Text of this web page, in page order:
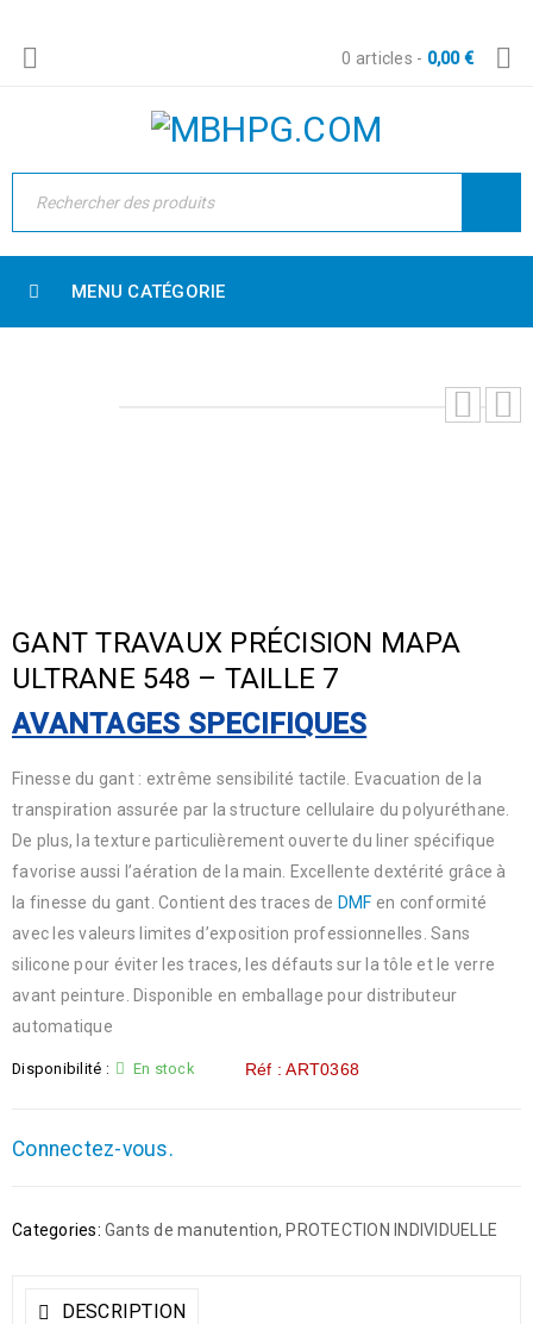
0 articles - 0,00€
MENU CATÉGORIE
GANT TRAVAUX PRÉCISION MAPA
ULTRANE 548 – TAILLE 7
AVANTAGES SPECIFIQUES
Finesse du gant : extrême sensibilité tactile. Evacuation de la
transpiration assurée par la structure cellulaire du polyuréthane.
De plus, la texture particulièrement ouverte du liner spécifique
favorise aussi l’aération de la main. Excellente dextérité grâce à
la finesse du gant. Contient des traces de DMF en conformité
avec les valeurs limites d’exposition professionnelles. Sans
silicone pour éviter les traces, les défauts sur la tôle et le verre
avant peinture. Disponible en emballage pour distributeur
automatique
Disponibilité : En stock Réf : ART0368
Connectez-vous.
Categories: Gants de manutention, PROTECTION INDIVIDUELLE
DESCRIPTION